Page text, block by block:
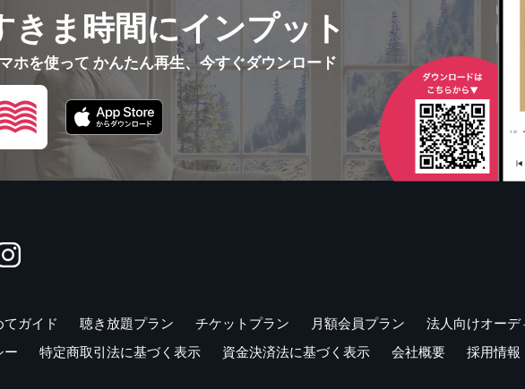
きま時間にインプット
ホを使って かんたん再生、今すぐダウンロード
てガイド 聴き放題プラン チケットプラン 月額会員プラン
法人向けオーデ
ー 特定商取引法に基づく表示 資金決済法に基づく表示 会社概要 採用情報